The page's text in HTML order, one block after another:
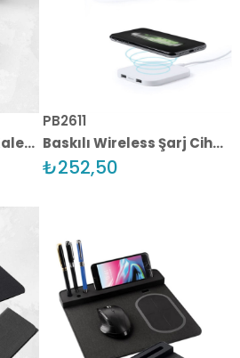
Wireless Masaüstü Kalemlik Baskılı Wireless Şarj Cihazı
PB2611
₺252,50